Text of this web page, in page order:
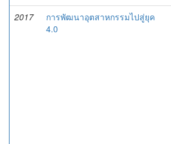
2017
การพัฒนาอุตสาหกรรมไปสู่ยุค
4.0